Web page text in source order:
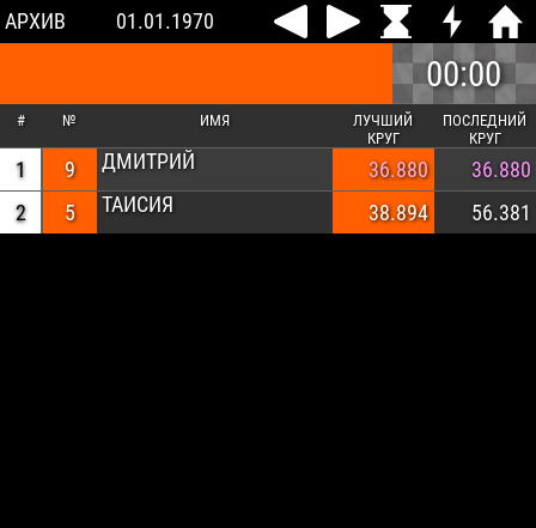
АРХИВ 01.01.1970
00:00
# № ИМЯ
ЛУЧШИЙ
КРУГ
ПОСЛЕДНИЙ
КРУГ
1 9 ДМИТРИЙ 36.880
36.880
2
5 ТАИСИЯ 38.894 56.381